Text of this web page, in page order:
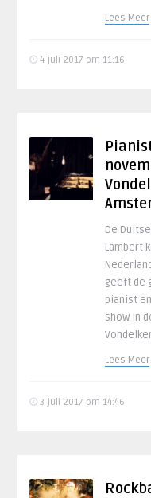
Lees Meer
4 juli 2017 om 11:16
De
Lambert
geeft de
pianist
show in
Lees Meer
3 juli 2017 om 14:46